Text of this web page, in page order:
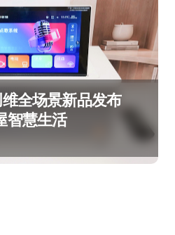
全场景新品发布
智慧生活